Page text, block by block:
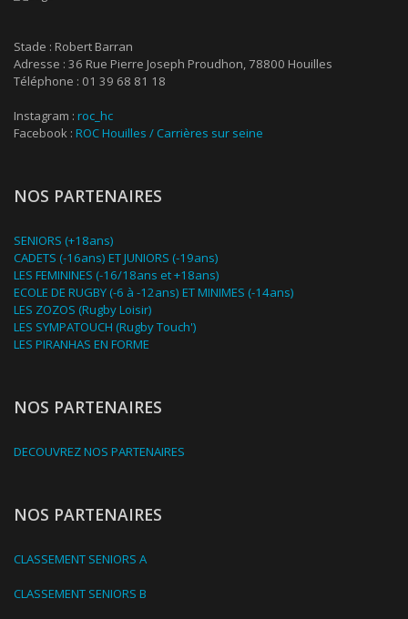
Stade : Robert Barran
Adresse : 36 Rue Pierre Joseph Proudhon, 78800 Houilles
Téléphone : 01 39 68 81 18
Instagram : roc_hc
Facebook : ROC Houilles / Carrières sur seine
NOS PARTENAIRES
SENIORS (+18ans)
CADETS (-16ans) ET JUNIORS (-19ans)
LES FEMININES (-16/18ans et +18ans)
ECOLE DE RUGBY (-6 à -12ans) ET MINIMES (-14ans)
LES ZOZOS (Rugby Loisir)
LES SYMPATOUCH (Rugby Touch')
LES PIRANHAS EN FORME
NOS PARTENAIRES
DECOUVREZ NOS PARTENAIRES
NOS PARTENAIRES
CLASSEMENT SENIORS A
CLASSEMENT SENIORS B